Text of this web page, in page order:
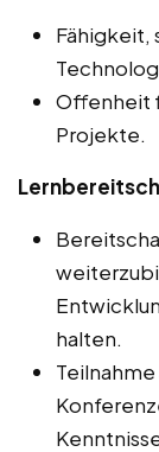
Fähigkeit,
Offenheit
Projekte.
halten.